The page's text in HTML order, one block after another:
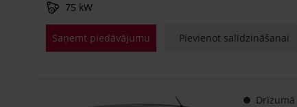
75 kW
Saņemt piedāvājumu Pievienot salīdzināšanai
Drīzumā